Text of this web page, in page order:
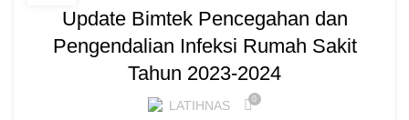
Update Bimtek Pencegahan dan
Pengendalian Infeksi Rumah Sakit
Tahun 2023-2024
LATIHNAS 0